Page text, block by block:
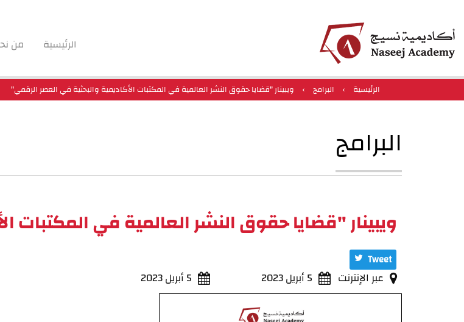
الرئيسية من
الرئيسية › البرامج › ويبينار "قضايا حقوق النشر العالمية في المكتبات الأكاديمية والبحثية في العصر الرقمي"
البرامج
ويبينار "قضايا حقوق النشر العالمية في المكتبات
Tweet
عبر الإنترنت 5 أبريل 2023 5 أبريل 2023